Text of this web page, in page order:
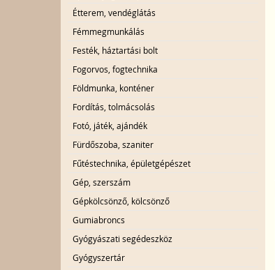
Étterem, vendéglátás
Fémmegmunkálás
Festék, háztartási bolt
Fogorvos, fogtechnika
Földmunka, konténer
Fordítás, tolmácsolás
Fotó, játék, ajándék
Fürdőszoba, szaniter
Fűtéstechnika, épületgépészet
Gép, szerszám
Gépkölcsönző, kölcsönző
Gumiabroncs
Gyógyászati segédeszköz
Gyógyszertár